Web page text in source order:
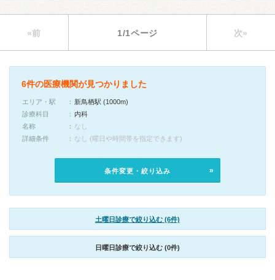
«前 1/1ページ 次»
6件の医療機関が見つかりました
エリア・駅
新鳥栖駅 (1000m)
診療科目
内科
名称
なし
詳細条件
なし (曜日や時間帯を指定できます)
条件変更・絞り込み
土曜日診療で絞り込む (6件)
日曜日診療で絞り込む (0件)